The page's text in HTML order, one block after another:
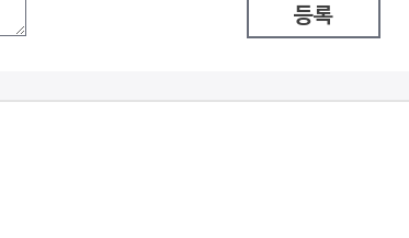
등록